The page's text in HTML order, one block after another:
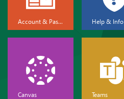
Account & Password Help & Info
Canvas Teams